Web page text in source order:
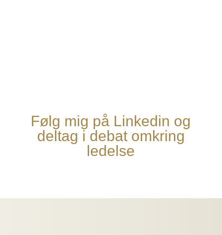
Følg mig på Linkedin og
deltag i debat omkring
ledelse